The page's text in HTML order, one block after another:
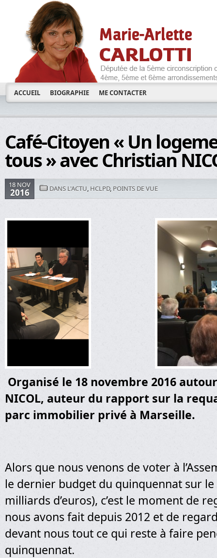
ACCUEIL BIOGRAPHIE ME CONTACTER
Café-Citoyen « Un
tous » avec Christian
18 NOV
2016 DANS L'ACTU, HCLPD, POINTS DE VUE
Organisé le 18 novembre 2016
NICOL, auteur du rapport sur la
parc immobilier privé à Marseille.
Alors que nous venons de voter à
le dernier budget du quinquennat sur
milliards d’euros), c’est le moment de
nous avons fait depuis 2012 et de
devant nous tout ce qui reste à faire
quinquennat.